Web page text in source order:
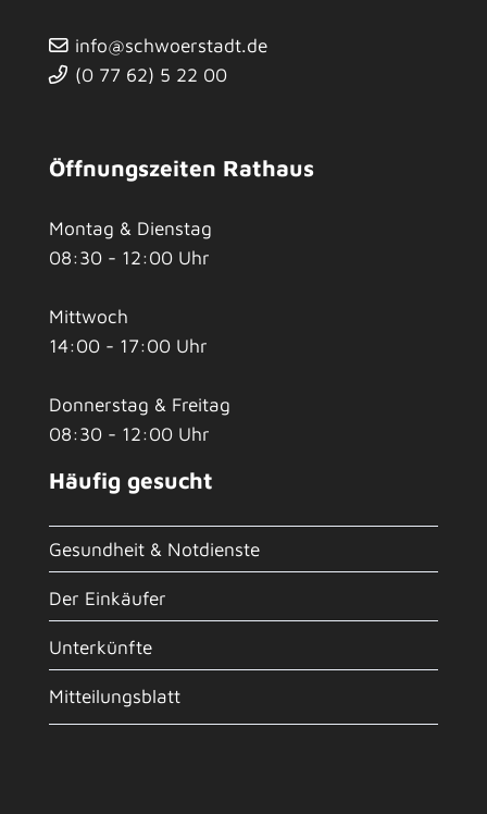
info@schwoerstadt.de
(0 77 62) 5 22 00
Öffnungszeiten Rathaus
Montag & Dienstag
08:30 - 12:00 Uhr
Mittwoch
14:00 - 17:00 Uhr
Donnerstag & Freitag
08:30 - 12:00 Uhr
Häufig gesucht
Gesundheit & Notdienste
Der Einkäufer
Unterkünfte
Mitteilungsblatt